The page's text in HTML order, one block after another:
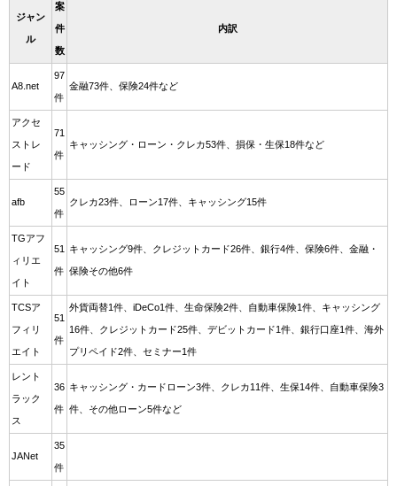
ジャン
ル
案
件
数
内訳
A8.net
97
件
金融73件、保険24件など
アクセ
ストレ
ード
71
件
キャッシング・ローン・クレカ53件、損保・生保18件など
afb
55
件
クレカ23件、ローン17件、キャッシング15件
TGアフ
ィリエ
イト
51
件
キャッシング9件、クレジットカード26件、銀行4件、保険6件、金融・
保険その他6件
TCSア
フィリ
エイト
51
件
外貨両替1件、iDeCo1件、生命保険2件、自動車保険1件、キャッシング
16件、クレジットカード25件、デビットカード1件、銀行口座1件、海外
プリペイド2件、セミナー1件
レント
ラック
ス
36
件
キャッシング・カードローン3件、クレカ11件、生保14件、自動車保険3
件、その他ローン5件など
JANet
35
件